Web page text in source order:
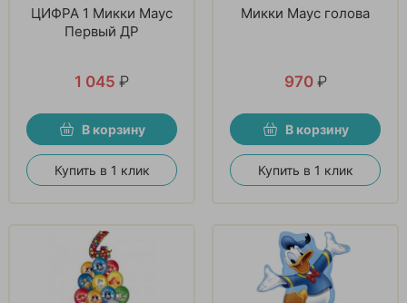
ЦИФРА 1 Микки Маус
Первый ДР
1 045 ₽
В корзину
Купить в 1 клик
Микки Маус голова
970 ₽
В корзину
Купить в 1 клик